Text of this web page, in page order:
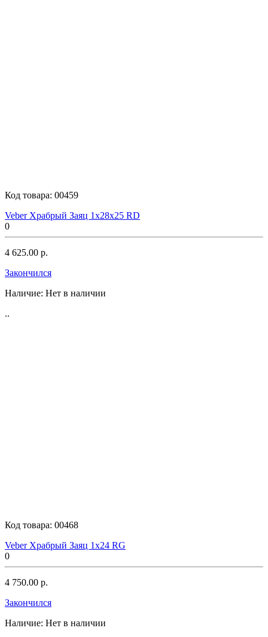
Код товара: 00459
Veber Храбрый Заяц 1x28x25 RD
0
4 625.00 р.
Закончился
Наличие: Нет в наличии
..
Код товара: 00468
Veber Храбрый Заяц 1x24 RG
0
4 750.00 р.
Закончился
Наличие: Нет в наличии